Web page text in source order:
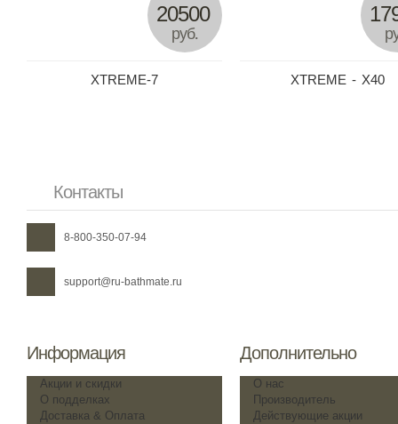
XTREME-7
20500
руб.
XTREME - X40
Контакты
8-800-350-07-94
support@ru-bathmate.ru
Информация
Акции и скидки
О подделках
Доставка & Оплата
Дополнительно
О нас
Производитель
Действующие акции